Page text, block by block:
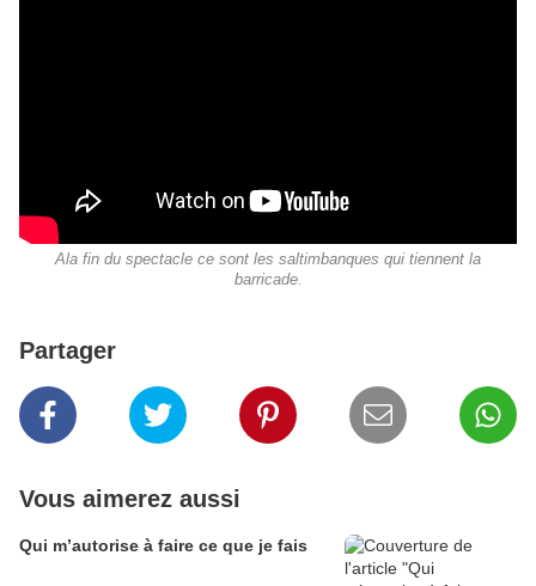
Ala fin du spectacle ce sont les saltimbanques qui tiennent la
barricade.
Partager
Vous aimerez aussi
Qui m’autorise à faire ce que je fais